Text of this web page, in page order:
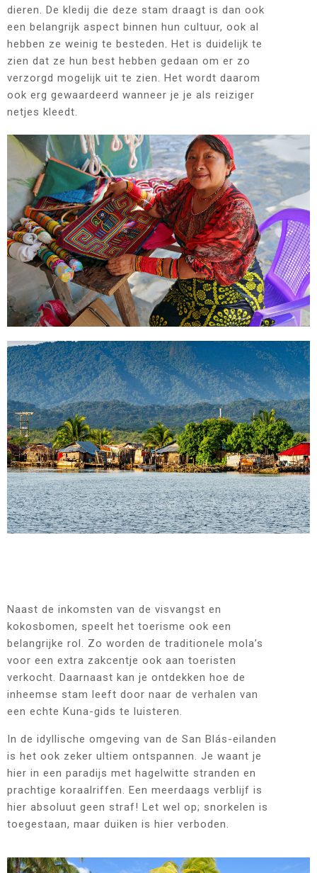
dieren. De kledij die deze stam draagt is dan ook
een belangrijk aspect binnen hun cultuur, ook al
hebben ze weinig te besteden. Het is duidelijk te
zien dat ze hun best hebben gedaan om er zo
verzorgd mogelijk uit te zien. Het wordt daarom
ook erg gewaardeerd wanneer je je als reiziger
netjes kleedt.
Naast de inkomsten van de visvangst en
kokosbomen, speelt het toerisme ook een
belangrijke rol. Zo worden de traditionele mola’s
voor een extra zakcentje ook aan toeristen
verkocht. Daarnaast kan je ontdekken hoe de
inheemse stam leeft door naar de verhalen van
een echte Kuna-gids te luisteren.
In de idyllische omgeving van de San Blás-eilanden
is het ook zeker ultiem ontspannen. Je waant je
hier in een paradijs met hagelwitte stranden en
prachtige koraalriffen. Een meerdaags verblijf is
hier absoluut geen straf! Let wel op; snorkelen is
toegestaan, maar duiken is hier verboden.